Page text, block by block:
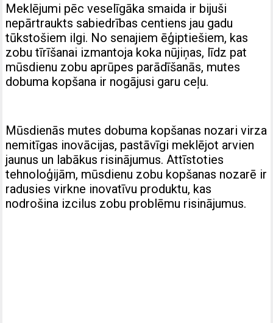
Meklējumi pēc veselīgāka smaida ir bijuši
nepārtraukts sabiedrības centiens jau gadu
tūkstošiem ilgi. No senajiem ēģiptiešiem, kas
zobu tīrīšanai izmantoja koka nūjiņas, līdz pat
mūsdienu zobu aprūpes parādīšanās, mutes
dobuma kopšana ir nogājusi garu ceļu.
Mūsdienās mutes dobuma kopšanas nozari virza
nemitīgas inovācijas, pastāvīgi meklējot arvien
jaunus un labākus risinājumus. Attīstoties
tehnoloģijām, mūsdienu zobu kopšanas nozarē ir
radusies virkne inovatīvu produktu, kas
nodrošina izcilus zobu problēmu risinājumus.